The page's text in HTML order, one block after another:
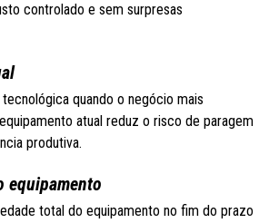
controlado e sem surpresas
quando o negócio mais
atual reduz o risco de paragem
produtiva.
equipamento
total do equipamento no fim do prazo